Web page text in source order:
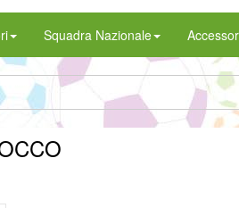
Squadra Nazionale